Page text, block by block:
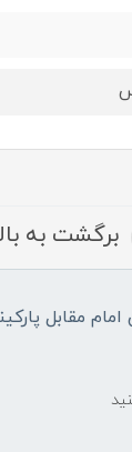
برگشت به
مقابل